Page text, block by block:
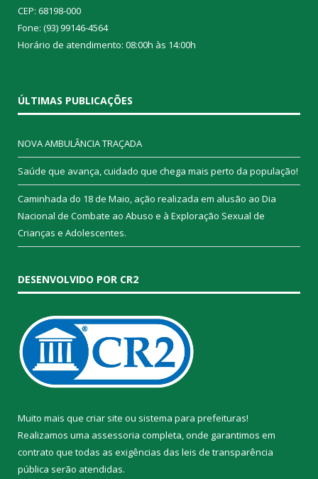
CEP: 68198-000
Fone: (93) 99146-4564
Horário de atendimento: 08:00h às 14:00h
ÚLTIMAS PUBLICAÇÕES
NOVA AMBULÂNCIA TRAÇADA
Saúde que avança, cuidado que chega mais perto da população!
Caminhada do 18 de Maio, ação realizada em alusão ao Dia
Nacional de Combate ao Abuso e à Exploração Sexual de
Crianças e Adolescentes.
DESENVOLVIDO POR CR2
Muito mais que criar site ou sistema para prefeituras!
Realizamos uma assessoria completa, onde garantimos em
contrato que todas as exigências das leis de transparência
pública serão atendidas.